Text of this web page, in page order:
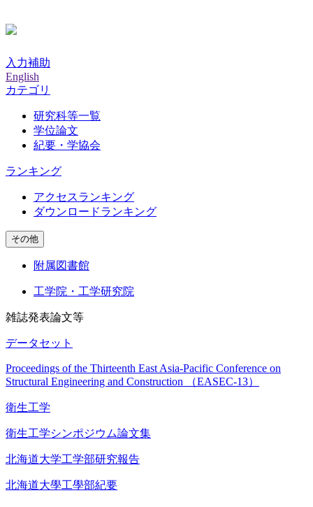
入力補助
English
カテゴリ
研究科等一覧
学位論文
紀要・学協会
ランキング
アクセスランキング
ダウンロードランキング
その他
附属図書館
工学院・工学研究院
雑誌発表論文等
データセット
Proceedings of the Thirteenth East Asia-Pacific Conference on
Structural Engineering and Construction （EASEC-13）
衛生工学
衛生工学シンポジウム論文集
北海道大学工学部研究報告
北海道大學工學部紀要